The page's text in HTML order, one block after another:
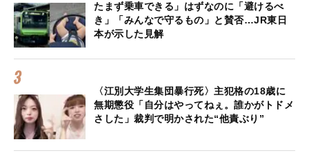
たまず乗車できる」はずなのに「避けるべ
き」「みんなで守るもの」と賛否…JR東日
本が示した見解
〈江別大学生集団暴行死〉主犯格の18歳に
無期懲役「自分はやってねぇ。誰かがトドメ
さした」裁判で明かされた“他責ぶり”